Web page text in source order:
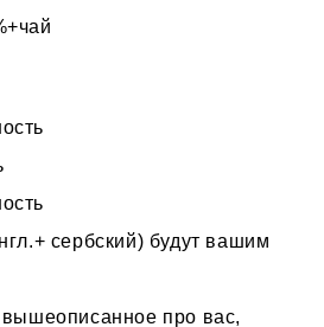
сербский) будут вашим
про вас,